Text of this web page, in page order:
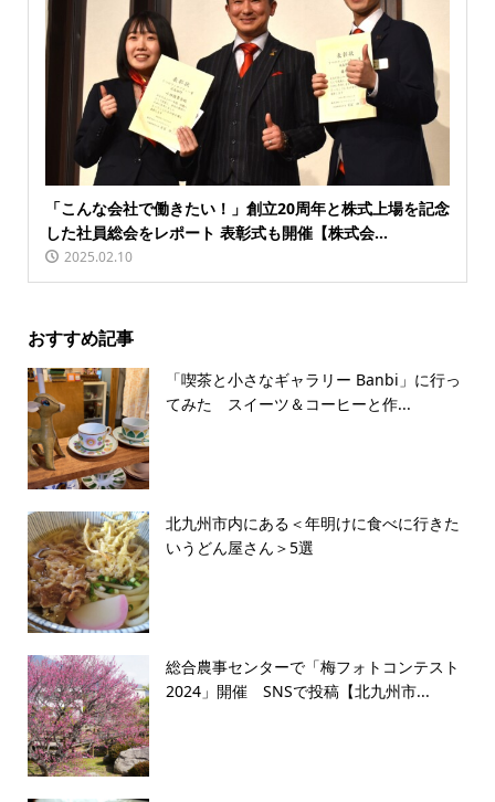
「こんな会社で働きたい！」創立20周年と株式上場を記念
した社員総会をレポート 表彰式も開催【株式会...
2025.02.10
おすすめ記事
「喫茶と小さなギャラリー Banbi」に行っ
てみた スイーツ＆コーヒーと作...
北九州市内にある＜年明けに食べに行きた
いうどん屋さん＞5選
総合農事センターで「梅フォトコンテスト
2024」開催 SNSで投稿【北九州市...